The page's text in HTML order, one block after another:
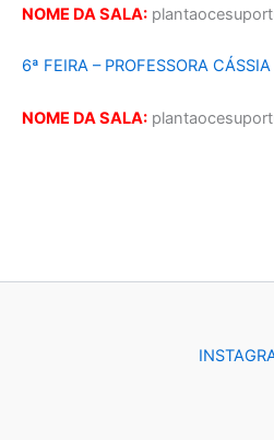
NOME DA SALA:
6ª FEIRA – PROFESSORA
NOME DA SALA: